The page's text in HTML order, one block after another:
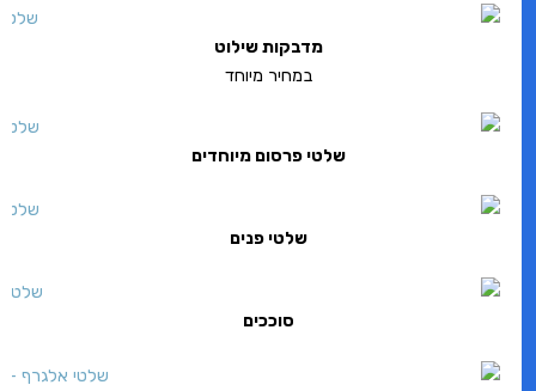
מדבקות שילוט
במחיר מיוחד
שלטי פרסום מיוחדים
שלטי פנים
סוככים